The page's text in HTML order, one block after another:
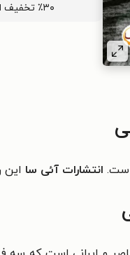
٪۳۰ تخفیف اولین خرید کتاب با کد
انتشارات آئی سا این